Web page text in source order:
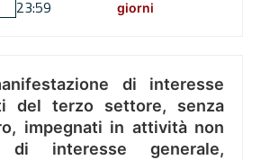
23:59
giorni
di interesse
del terzo settore, senza
impegnati in attività non
di interesse generale,